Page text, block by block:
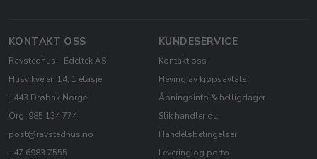
KONTAKT OSS
Ravstedhus - Edeltek AS
Husvikveien 14, 1 etasje
1443 Drøbak Norge
Org: 985 134 774
post@ravstedhus.no
+47 6983 7555
KUNDESERVICE
Kontakt oss
Heving av kjøpsavtale
Åpningsinfo & helligdager
Slik handler du
Handelsbetingelser
Levering og porto